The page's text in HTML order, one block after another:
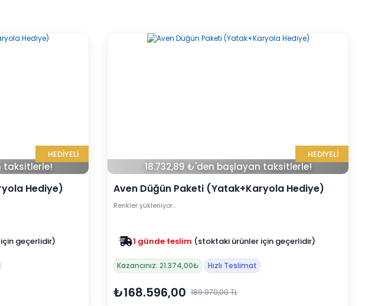
HEDİYELİ
taksitlerle!
Hediye)
HEDİYELİ
18.732,89 ₺'den başlayan taksitlerle!
Aven Düğün Paketi (Yatak+Karyola Hediye)
Renkler yükleniyor…
Zam yok 2025 fiyatları devam ediyor
Kazancınız: 21.374,00₺ Hızlı Teslimat
₺168.596,00 189.970,00 TL